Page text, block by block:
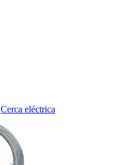
Cerca eléctrica